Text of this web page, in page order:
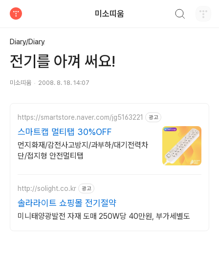
미소띠움
Diary/Diary
전기를 아껴 써요!
미소띠움 2008. 8. 18. 14:07
https://smartstore.naver.com/jg5163221 광고
스마트캡 멀티탭 30%OFF
먼지화재/감전사고방지/과부하/대기전력차
단/접지형 안전멀티탭
http://solight.co.kr 광고
솔라라이트 쇼핑몰 전기절약
미니태양광발전 자재 도매 250W당 40만원, 부가세별도